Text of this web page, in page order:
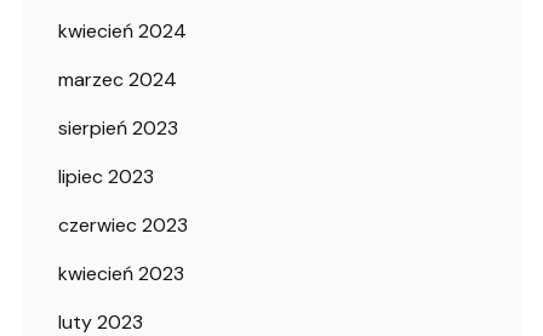
kwiecień 2024
marzec 2024
sierpień 2023
lipiec 2023
czerwiec 2023
kwiecień 2023
luty 2023